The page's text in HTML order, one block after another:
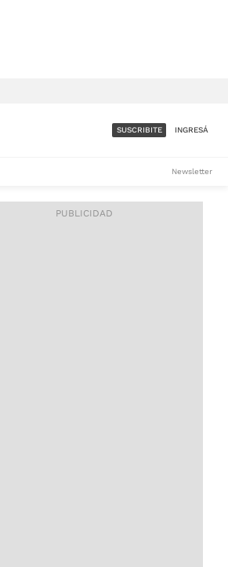
ACCESO FULL - $1.800/MES
SUSCRIBITE INGRESÁ
Newsletter